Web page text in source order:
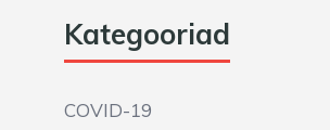
Kategooriad
COVID-19